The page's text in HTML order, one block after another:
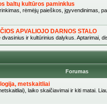
baltų kultūros paminklus
rėmėjų paieškos, įgyvendinimas,
APVALIOJO DARNOS STALO
dvasinius ir kultūrinius dalykus. Aptarimai,
Forumas
metskaitliai
laiko skaičiavimai ir kiti matai.